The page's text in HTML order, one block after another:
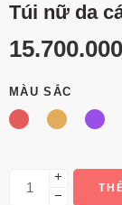
Túi nữ da
15.700.000
MÀU SẮC
+
−